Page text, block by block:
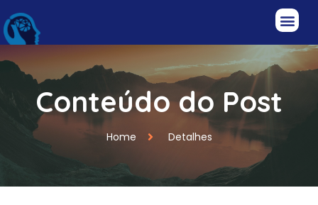
Conteúdo do Post
Home Detalhes